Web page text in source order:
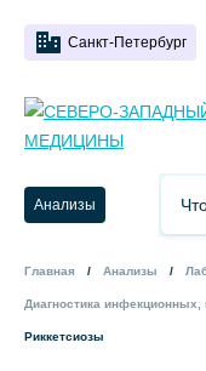
Санкт-Петербург
Анализы
Главная Анализы
Диагностика инфекционных,
Риккетсиозы